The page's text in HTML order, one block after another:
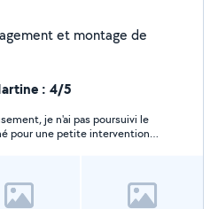
et montage de
: 4/5
je n'ai pas poursuivi le
pour une petite intervention